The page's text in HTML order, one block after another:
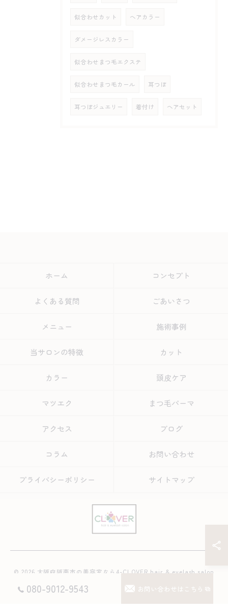
似合わせカット ヘアカラー
ダメージレスカラー
似合わせまつ毛エクステ
似合わせまつ毛カール 耳つぼ
耳つぼジュエリー 着付け ヘアセット
080-9012-9543 お問い合わせはこちら
ホーム コンセプト
よくある質問 ごあいさつ
メニュー 施術事例
当サロンの特徴 カット
カラー 頭皮ケア
マツエク まつ毛パーマ
アクセス ブログ
コラム お問い合わせ
プライバシーポリシー サイトマップ
© 2026 大阪府阪南市の美容室なら4-CLOVER hair & eyelash salon
ALL RIGHTS RESERVED.